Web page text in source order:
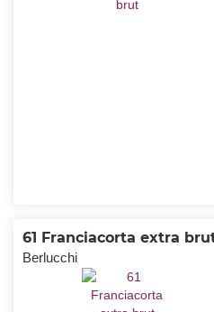
61 Franciacorta extra
Berlucchi